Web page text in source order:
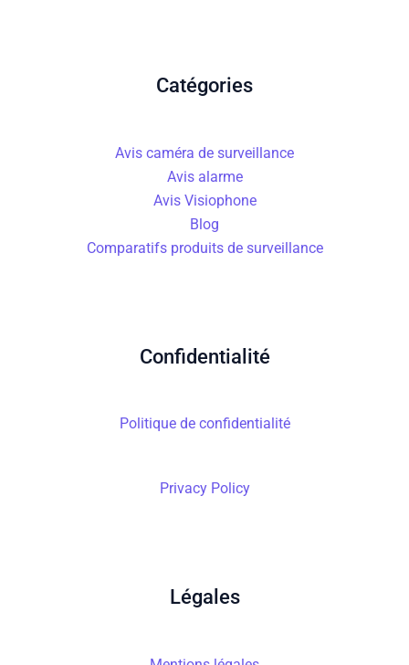
Catégories
Avis caméra de surveillance
Avis alarme
Avis Visiophone
Blog
Comparatifs produits de surveillance
Confidentialité
Politique de confidentialité
Privacy Policy
Légales